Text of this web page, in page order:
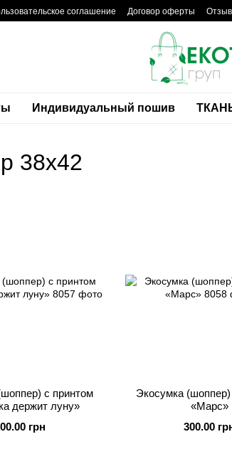
соглашение Договор оферты
Индивидуальный пошив
38х42
с принтом
держит луну»
грн
Экосумка
«Марс»
300.00